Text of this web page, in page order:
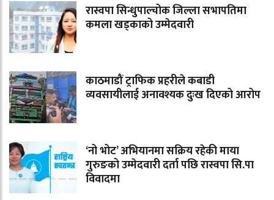
रास्वपा सिन्धुपाल्चोक जिल्ला सभापतिमा
कमला खड्काको उम्मेदवारी
काठमाडौं ट्राफिक प्रहरीले कबाडी
व्यवसायीलाई अनावश्यक दुःख दिएको आरोप
‘नो भोट’ अभियानमा सक्रिय रहेकी माया
गुरुङको उम्मेदवारी दर्ता पछि रास्वपा सि.पा
विवादमा